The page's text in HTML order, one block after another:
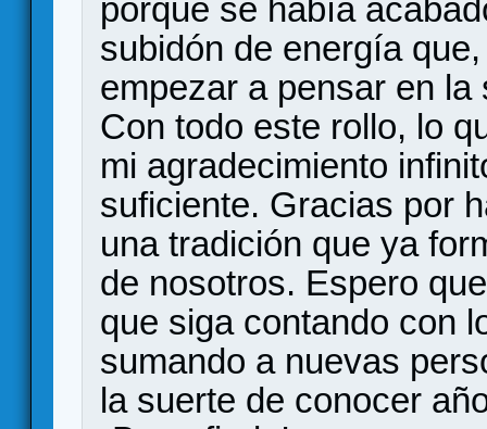
porque se había
subidón de energía
empezar a pensar en la
Con todo este rollo, lo
mi agradecimiento
suficiente. Gracias por
una tradición que ya
de nosotros. Espero
que siga contando con
sumando a nuevas
la suerte de conocer